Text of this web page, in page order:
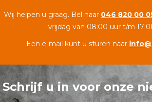
Wij helpen u graag. Bel naar 046 820 00
vrijdag van 08:00 uur t/m
Een e-mail kunt u sturen naar
Schrijf u in voor onze